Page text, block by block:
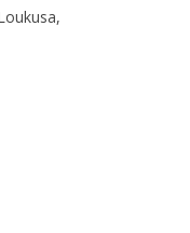
HALLITUKSEN
HALLITUKSEN
HALLITUKSEN
HALLITUKSEN